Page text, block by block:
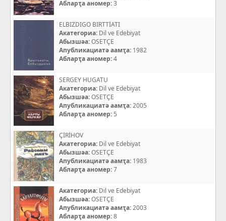
Абларҭа аномер:3
ELBIZDIGO BIRTTİATI
Акатегориа: Dil ve Edebiyat
Абызшәа:OSETÇE
Апубликациатә аамҭа: 1982
Абларҭа аномер:4
SERGEY HUGATU
Акатегориа: Dil ve Edebiyat
Абызшәа:OSETÇE
Апубликациатә аамҭа:2005
Абларҭа аномер: 5
ÇİRİHOV
Акатегориа: Dil ve Edebiyat
Абызшәа:OSETÇE
Апубликациатә аамҭа: 1983
Абларҭа аномер:7
Акатегориа: Dil ve Edebiyat
Абызшәа:OSETÇE
Апубликациатә аамҭа:2003
Абларҭа аномер:8